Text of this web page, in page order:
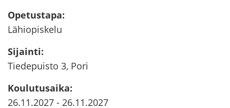
Ope­tus­ta­pa:
Lä­hio­pis­ke­lu
Si­jain­ti:
Tie­de­puis­to 3, Pori
Kou­lu­tusai­ka:
26.11.2027- 26.11.2027